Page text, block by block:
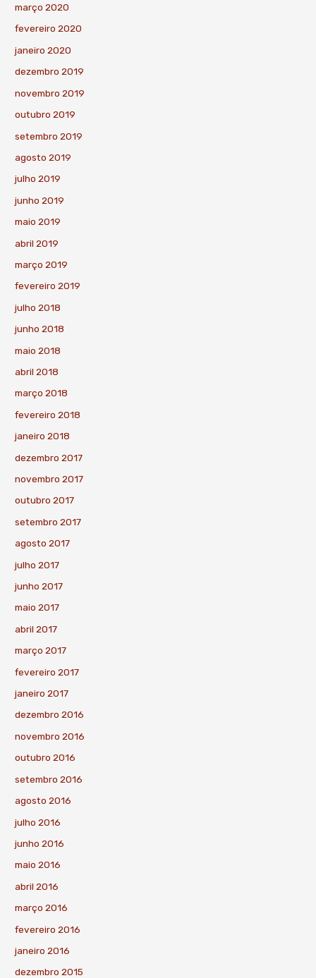
março 2020
fevereiro 2020
janeiro 2020
dezembro 2019
novembro 2019
outubro 2019
setembro 2019
agosto 2019
julho 2019
junho 2019
maio 2019
abril 2019
março 2019
fevereiro 2019
julho 2018
junho 2018
maio 2018
abril 2018
março 2018
fevereiro 2018
janeiro 2018
dezembro 2017
novembro 2017
outubro 2017
setembro 2017
agosto 2017
julho 2017
junho 2017
maio 2017
abril 2017
março 2017
fevereiro 2017
janeiro 2017
dezembro 2016
novembro 2016
outubro 2016
setembro 2016
agosto 2016
julho 2016
junho 2016
maio 2016
abril 2016
março 2016
fevereiro 2016
janeiro 2016
dezembro 2015